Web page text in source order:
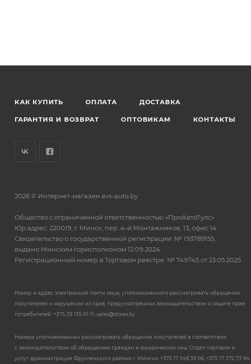
КАК КУПИТЬ ОПЛАТА ДОСТАВКА
ГАРАНТИЯ И ВОЗВРАТ ОПТОВИКАМ КОНТАКТЫ
2026 © Интернет-магазин avs-auto.by
Общество с ограниченной ответственностью «ПроАвтоТулс»
Юр.адрес: 220019, г. Минск, пер. 4-й Монтажников, 13, офис 14
Свидетельство о государственной регистрации: № 193789155,
выдано Минским горисполкомом 12.09.2024
Регистрационный номер в Торговом реестре: № 749745 от 23.05.2025
Номер и адрес электронной почты лица, уполномоченного рассматривать обращения
покупателей о нарушении их прав, предусмотренных законодательством о защите прав
потребителей: +375 29 135-51-11, sales@storex.by
Номера уполномоченных рассматривать обращения покупателей в соответствии
с законодательством об обращениях граждан и юридических лиц: Отдел торговли и
услуг администрации Фрунзенского района г. Минска: +375 17 348 39 06, +375 17 272 73 84.